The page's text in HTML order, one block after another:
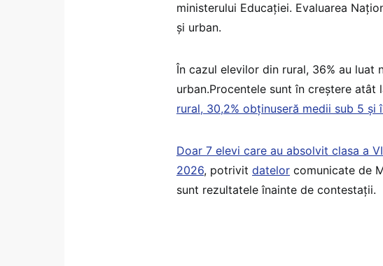
ministerului Educației. Evaluarea
și urban.
În cazul elevilor din rural, 36% au luat
urban.Procentele sunt în creștere atât
rural, 30,2% obținuseră medii sub 5 și
Doar 7 elevi care au absolvit clasa a
2026, potrivit datelor comunicate de
sunt rezultatele înainte de contestații.